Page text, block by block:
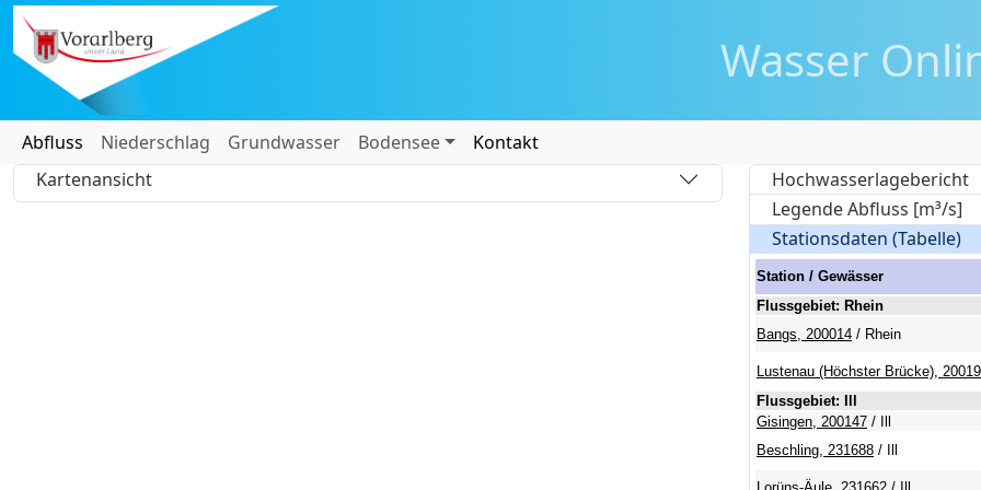
Wasser
Abfluss Niederschlag Grundwasser Bodensee
Kontakt
Kartenansicht
Hochwasser
Lagebericht
20 km Wasser - Online vowis.vorarlberg.at
Hochwasserlagebericht
Legende Abfluss [m³/s]
Stationsdaten (Tabelle)